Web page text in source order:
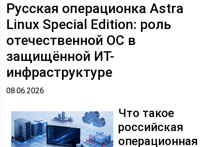
Русская операционка Astra
Linux Special Edition: роль
отечественной ОС в
защищённой ИТ-
инфраструктуре
08.06.2026
Что такое
российская
операционная